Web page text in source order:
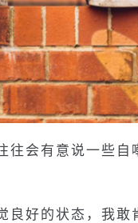
往会有意说一些
良好的状态，我敢